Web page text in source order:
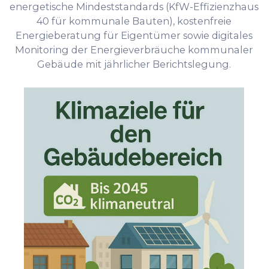
energetische Mindeststandards (KfW-Effizienzhaus
40 für kommunale Bauten), kostenfreie
Energieberatung für Eigentümer sowie digitales
Monitoring der Energieverbräuche kommunaler
Gebäude mit jährlicher Berichtslegung.